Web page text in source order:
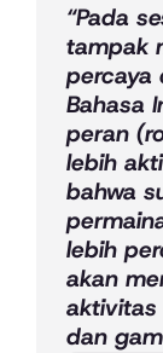
“Pada
tampak
percaya
Bahasa
peran
lebih
bahwa
lebih
akan
dan